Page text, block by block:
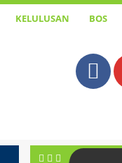
KELULUSAN BOS